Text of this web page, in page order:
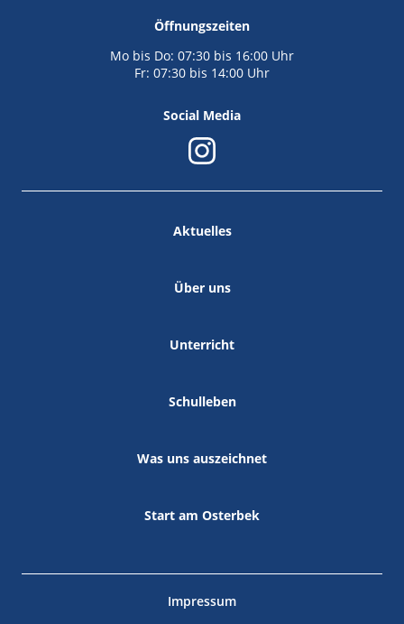
Öffnungszeiten
Mo bis Do: 07:30 bis 16:00 Uhr
Fr: 07:30 bis 14:00 Uhr
Social Media
Aktuelles
Über uns
Unterricht
Schulleben
Was uns auszeichnet
Start am Osterbek
Impressum